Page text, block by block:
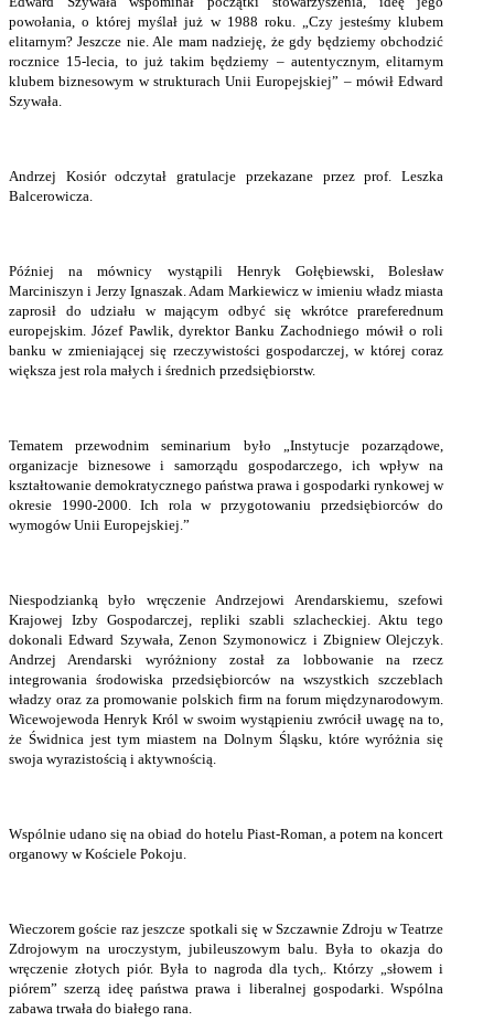
powołania, o której myślał już w 1988 roku. „Czy jesteśmy klubem
elitarnym? Jeszcze nie. Ale mam nadzieję, że gdy będziemy obchodzić
rocznice 15-lecia, to już takim będziemy – autentycznym, elitarnym
klubem biznesowym w strukturach Unii Europejskiej” – mówił Edward
Szywała.
Andrzej Kosiór odczytał gratulacje przekazane przez prof. Leszka
Balcerowicza.
Później na mównicy wystąpili Henryk Gołębiewski, Bolesław
Marciniszyn i Jerzy Ignaszak. Adam Markiewicz w imieniu władz miasta
zaprosił do udziału w mającym odbyć się wkrótce prareferednum
europejskim. Józef Pawlik, dyrektor Banku Zachodniego mówił o roli
banku w zmieniającej się rzeczywistości gospodarczej, w której coraz
większa jest rola małych i średnich przedsiębiorstw.
Tematem przewodnim seminarium było „Instytucje pozarządowe,
organizacje biznesowe i samorządu gospodarczego, ich wpływ na
kształtowanie demokratycznego państwa prawa i gospodarki rynkowej w
okresie 1990-2000. Ich rola w przygotowaniu przedsiębiorców do
wymogów Unii Europejskiej.”
Niespodzianką było wręczenie Andrzejowi Arendarskiemu, szefowi
Krajowej Izby Gospodarczej, repliki szabli szlacheckiej. Aktu tego
dokonali Edward Szywała, Zenon Szymonowicz i Zbigniew Olejczyk.
Andrzej Arendarski wyróżniony został za lobbowanie na rzecz
integrowania środowiska przedsiębiorców na wszystkich szczeblach
władzy oraz za promowanie polskich firm na forum międzynarodowym.
Wicewojewoda Henryk Król w swoim wystąpieniu zwrócił uwagę na to,
że Świdnica jest tym miastem na Dolnym Śląsku, które wyróżnia się
swoja wyrazistością i aktywnością.
Wspólnie udano się na obiad do hotelu Piast-Roman, a potem na koncert
organowy w Kościele Pokoju.
Wieczorem goście raz jeszcze spotkali się w Szczawnie Zdroju w Teatrze
Zdrojowym na uroczystym, jubileuszowym balu. Była to okazja do
wręczenie złotych piór. Była to nagroda dla tych,. Którzy „słowem i
piórem” szerzą ideę państwa prawa i liberalnej gospodarki. Wspólna
zabawa trwała do białego rana.